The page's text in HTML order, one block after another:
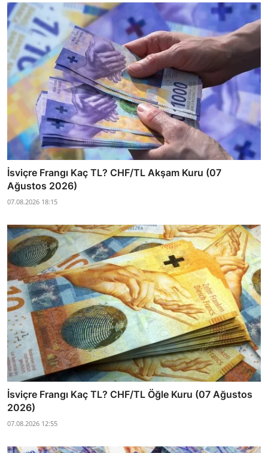
İsviçre Frangı Kaç TL? CHF/TL Akşam Kuru (07
Ağustos 2026)
07.08.2026 18:15
İsviçre Frangı Kaç TL? CHF/TL Öğle Kuru (07 Ağustos
2026)
07.08.2026 12:55